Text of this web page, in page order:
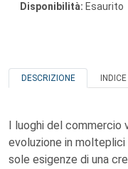
Disponibilità: Esaurito
DESCRIZIONE INDICE
I luoghi del commercio
evoluzione in
sole esigenze di una